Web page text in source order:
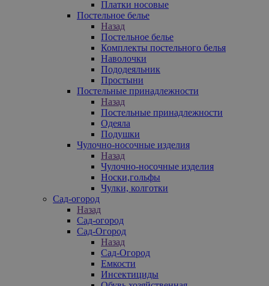
Платки носовые
Постельное белье
Назад
Постельное белье
Комплекты постельного белья
Наволочки
Пододеяльник
Простыни
Постельные принадлежности
Назад
Постельные принадлежности
Одеяла
Подушки
Чулочно-носочные изделия
Назад
Чулочно-носочные изделия
Носки,гольфы
Чулки, колготки
Сад-огород
Назад
Сад-огород
Сад-Огород
Назад
Сад-Огород
Емкости
Инсектициды